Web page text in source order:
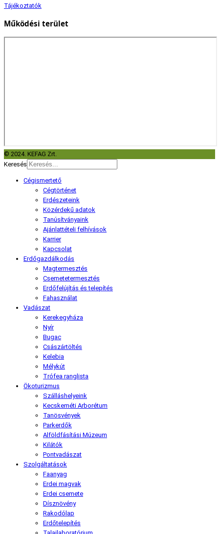
Tájékoztatók
Működési terület
© 2024. KEFAG Zrt.
Keresés
Cégismertető
Cégtörténet
Erdészeteink
Közérdekű adatok
Tanúsítványaink
Ajánlattételi felhívások
Karrier
Kapcsolat
Erdőgazdálkodás
Magtermesztés
Csemetetermesztés
Erdőfelújítás és telepítés
Fahasználat
Vadászat
Kerekegyháza
Nyír
Bugac
Császártöltés
Kelebia
Mélykút
Trófea ranglista
Ökoturizmus
Szálláshelyeink
Kecskeméti Arborétum
Tanösvények
Parkerdők
Alföldfásítási Múzeum
Kilátók
Pontvadászat
Szolgáltatások
Faanyag
Erdei magvak
Erdei csemete
Dísznövény
Rakodólap
Erdőtelepítés